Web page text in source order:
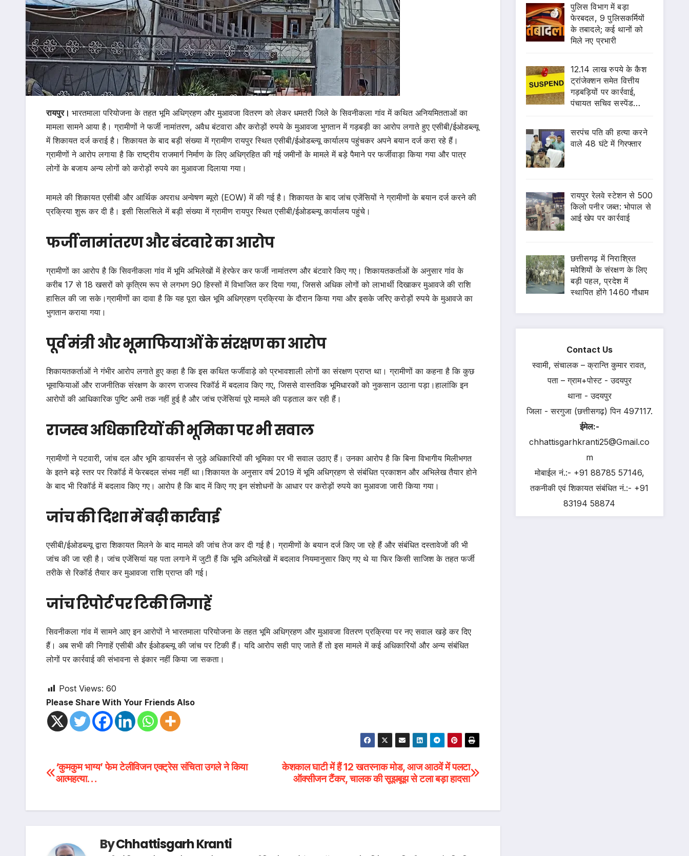
रायपुर। भारतमाला परियोजना के तहत भूमि अधिग्रहण और मुआवजा वितरण को लेकर धमतरी जिले के सिवनीकला गांव में कथित अनियमितताओं का
मामला सामने आया है। ग्रामीणों ने फर्जी नामांतरण, अवैध बंटवारा और करोड़ों रुपये के मुआवजा भुगतान में गड़बड़ी का आरोप लगाते हुए एसीबी/ईओडब्ल्यू
में शिकायत दर्ज कराई है। शिकायत के बाद बड़ी संख्या में ग्रामीण रायपुर स्थित एसीबी/ईओडब्ल्यू कार्यालय पहुंचकर अपने बयान दर्ज करा रहे हैं।
ग्रामीणों ने आरोप लगाया है कि राष्ट्रीय राजमार्ग निर्माण के लिए अधिग्रहित की गई जमीनों के मामले में बड़े पैमाने पर फर्जीवाड़ा किया गया और पात्र
लोगों के बजाय अन्य लोगों को करोड़ों रुपये का मुआवजा दिलाया गया।
मामले की शिकायत एसीबी और आर्थिक अपराध अन्वेषण ब्यूरो (EOW) में की गई है। शिकायत के बाद जांच एजेंसियों ने ग्रामीणों के बयान दर्ज करने की
प्रक्रिया शुरू कर दी है। इसी सिलसिले में बड़ी संख्या में ग्रामीण रायपुर स्थित एसीबी/ईओडब्ल्यू कार्यालय पहुंचे।
फर्जी नामांतरण और बंटवारे का आरोप
ग्रामीणों का आरोप है कि सिवनीकला गांव में भूमि अभिलेखों में हेरफेर कर फर्जी नामांतरण और बंटवारे किए गए। शिकायतकर्ताओं के अनुसार गांव के
करीब 17 से 18 खसरों को कृत्रिम रूप से लगभग 90 हिस्सों में विभाजित कर दिया गया, जिससे अधिक लोगों को लाभार्थी दिखाकर मुआवजे की राशि
हासिल की जा सके।ग्रामीणों का दावा है कि यह पूरा खेल भूमि अधिग्रहण प्रक्रिया के दौरान किया गया और इसके जरिए करोड़ों रुपये के मुआवजे का
भुगतान कराया गया।
पूर्व मंत्री और भूमाफियाओं के संरक्षण का आरोप
शिकायतकर्ताओं ने गंभीर आरोप लगाते हुए कहा है कि इस कथित फर्जीवाड़े को प्रभावशाली लोगों का संरक्षण प्राप्त था। ग्रामीणों का कहना है कि कुछ
भूमाफियाओं और राजनीतिक संरक्षण के कारण राजस्व रिकॉर्ड में बदलाव किए गए, जिससे वास्तविक भूमिधारकों को नुकसान उठाना पड़ा।हालांकि इन
आरोपों की आधिकारिक पुष्टि अभी तक नहीं हुई है और जांच एजेंसियां पूरे मामले की पड़ताल कर रही हैं।
राजस्व अधिकारियों की भूमिका पर भी सवाल
ग्रामीणों ने पटवारी, जांच दल और भूमि डायवर्सन से जुड़े अधिकारियों की भूमिका पर भी सवाल उठाए हैं। उनका आरोप है कि बिना विभागीय मिलीभगत
के इतने बड़े स्तर पर रिकॉर्ड में फेरबदल संभव नहीं था।शिकायत के अनुसार वर्ष 2019 में भूमि अधिग्रहण से संबंधित प्रकाशन और अभिलेख तैयार होने
के बाद भी रिकॉर्ड में बदलाव किए गए। आरोप है कि बाद में किए गए इन संशोधनों के आधार पर करोड़ों रुपये का मुआवजा जारी किया गया।
जांच की दिशा में बढ़ी कार्रवाई
एसीबी/ईओडब्ल्यू द्वारा शिकायत मिलने के बाद मामले की जांच तेज कर दी गई है। ग्रामीणों के बयान दर्ज किए जा रहे हैं और संबंधित दस्तावेजों की भी
जांच की जा रही है। जांच एजेंसियां यह पता लगाने में जुटी हैं कि भूमि अभिलेखों में बदलाव नियमानुसार किए गए थे या फिर किसी साजिश के तहत फर्जी
तरीके से रिकॉर्ड तैयार कर मुआवजा राशि प्राप्त की गई।
जांच रिपोर्ट पर टिकी निगाहें
सिवनीकला गांव में सामने आए इन आरोपों ने भारतमाला परियोजना के तहत भूमि अधिग्रहण और मुआवजा वितरण प्रक्रिया पर नए सवाल खड़े कर दिए
हैं। अब सभी की निगाहें एसीबी और ईओडब्ल्यू की जांच पर टिकी हैं। यदि आरोप सही पाए जाते हैं तो इस मामले में कई अधिकारियों और अन्य संबंधित
लोगों पर कार्रवाई की संभावना से इंकार नहीं किया जा सकता।
Post Views: 60
Please Share With Your Friends Also
Post
केशकाल घाटी में हैं 12 खतरनाक मोड, आज आठवें में पलटा
ऑक्सीजन टैंकर, चालक की सूझबूझ से टला बड़ा हादसा
‘कुमकुम भाग्य’ फेम टेलीविजन एक्ट्रेस संचिता उगले ने किया
आत्महत्या…
ByChhattisgarh Kranti
पुलिस विभाग में बड़ा
फेरबदल, 9 पुलिसकर्मियों
के तबादले; कई थानों को
मिले नए प्रभारी
12.14 लाख रुपये के कैश
ट्रांजेक्शन समेत वित्तीय
गड़बड़ियों पर कार्रवाई,
पंचायत सचिव सस्पेंड…
सरपंच पति की हत्या करने
वाले 48 घंटे में गिरफ्तार
रायपुर रेलवे स्टेशन से 500
किलो पनीर जब्त: भोपाल से
आई खेप पर कार्रवाई
छत्तीसगढ़ में निराश्रित
मवेशियों के संरक्षण के लिए
बड़ी पहल, प्रदेश में
स्थापित होंगे 1460 गौधाम
Contact Us
स्वामी, संचालक – क्रान्ति कुमार रावत,
पता – ग्राम+पोस्ट - उदयपुर
थाना - उदयपुर
जिला - सरगुजा (छत्तीसगढ़) पिन 497117.
ईमेल:-
chhattisgarhkranti25@Gmail.co
m
मोबाईल नं.:- +91 88785 57146,
तकनीकी एवं शिकायत संबंधित नं.:- +91
83194 58874